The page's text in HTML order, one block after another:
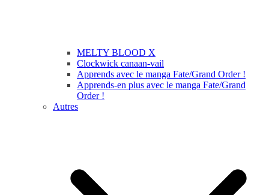
MELTY BLOOD X
Clockwick canaan-vail
Apprends avec le manga Fate/Grand Order !
Apprends-en plus avec le manga Fate/Grand
Order !
Autres